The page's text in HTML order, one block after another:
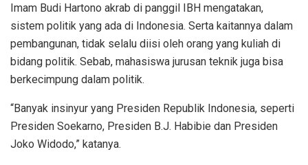
Imam Budi Hartono akrab di panggil IBH mengatakan,
sistem politik yang ada di Indonesia. Serta kaitannya dalam
pembangunan, tidak selalu diisi oleh orang yang kuliah di
bidang politik. Sebab, mahasiswa jurusan teknik juga bisa
berkecimpung dalam politik.
“Banyak insinyur yang Presiden Republik Indonesia, seperti
Presiden Soekarno, Presiden B.J. Habibie dan Presiden
Joko Widodo,” katanya.